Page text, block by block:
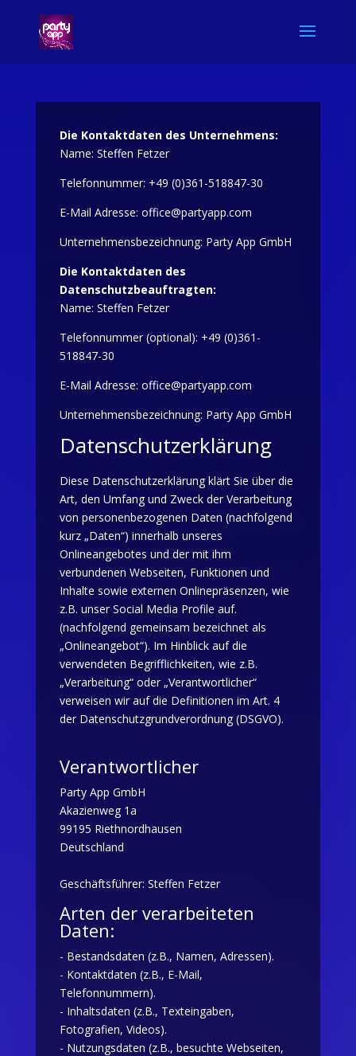
Die Kontaktdaten des Unternehmens:
Name: Steffen Fetzer
Telefonnummer: +49 (0)361-518847-30
E-Mail Adresse: office@partyapp.com
Unternehmensbezeichnung: Party App GmbH
Die Kontaktdaten des
Datenschutzbeauftragten:
Name: Steffen Fetzer
Telefonnummer (optional): +49 (0)361-
518847-30
E-Mail Adresse: office@partyapp.com
Unternehmensbezeichnung: Party App GmbH
Datenschutzerklärung
Diese Datenschutzerklärung klärt Sie über die
Art, den Umfang und Zweck der Verarbeitung
von personenbezogenen Daten (nachfolgend
kurz „Daten“) innerhalb unseres
Onlineangebotes und der mit ihm
verbundenen Webseiten, Funktionen und
Inhalte sowie externen Onlinepräsenzen, wie
z.B. unser Social Media Profile auf.
(nachfolgend gemeinsam bezeichnet als
„Onlineangebot“). Im Hinblick auf die
verwendeten Begrifflichkeiten, wie z.B.
„Verarbeitung“ oder „Verantwortlicher“
verweisen wir auf die Definitionen im Art. 4
der Datenschutzgrundverordnung (DSGVO).
Verantwortlicher
Party App GmbH
Akazienweg 1a
99195 Riethnordhausen
Deutschland
Geschäftsführer: Steffen Fetzer
Arten der verarbeiteten
Daten:
- Bestandsdaten (z.B., Namen, Adressen).
- Kontaktdaten (z.B., E-Mail,
Telefonnummern).
- Inhaltsdaten (z.B., Texteingaben,
Fotografien, Videos).
- Nutzungsdaten (z.B., besuchte Webseiten,